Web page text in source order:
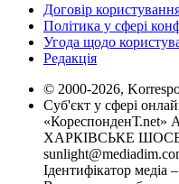
Договір
Політика у сфері
Угода щодо
Редакція
© 2000-2026,
Суб'єкт у сфері
«КореспонденТ.net»
ХАРКІВСЬКЕ ШОСЕ,
Ідентифікатор медіа